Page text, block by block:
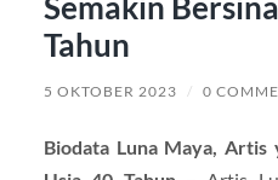
Tahun
5 OKTOBER 2023 / 0
Biodata Luna Maya, Artis